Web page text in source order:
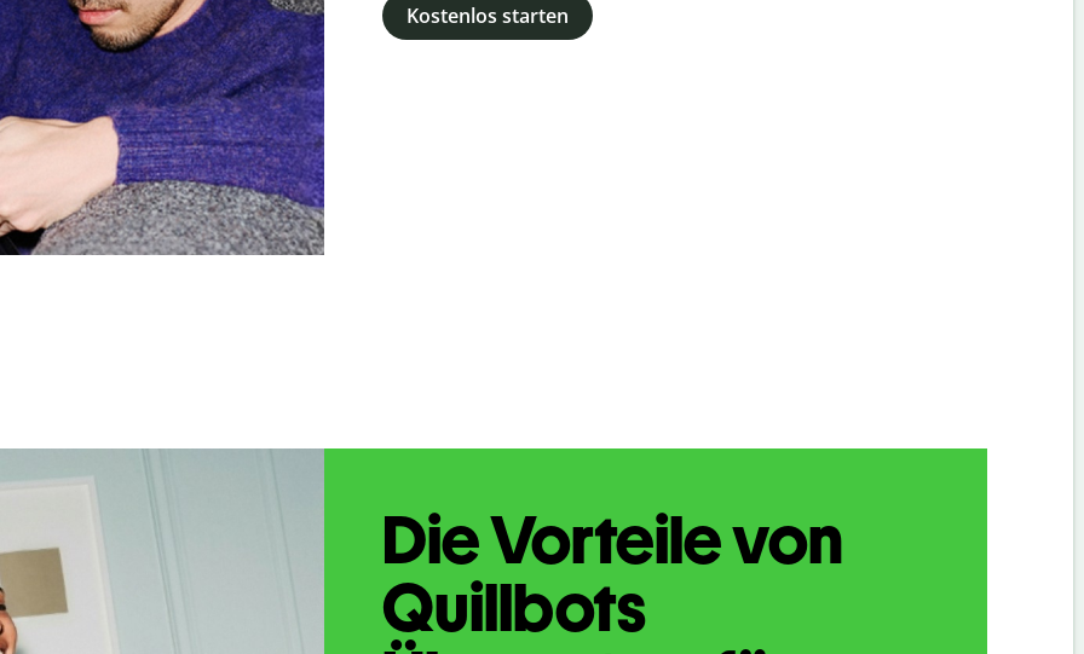
Kostenlos starten
Die Vorteile von
Quillbots